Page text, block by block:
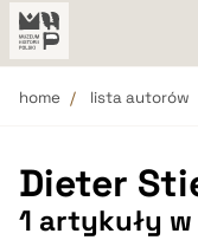
home lista autorów
Dieter
1 artykuły